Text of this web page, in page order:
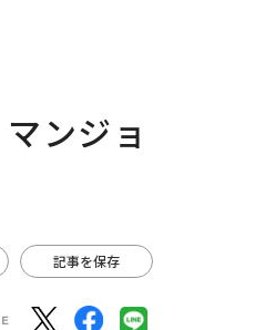
ンジョ
記事を保存